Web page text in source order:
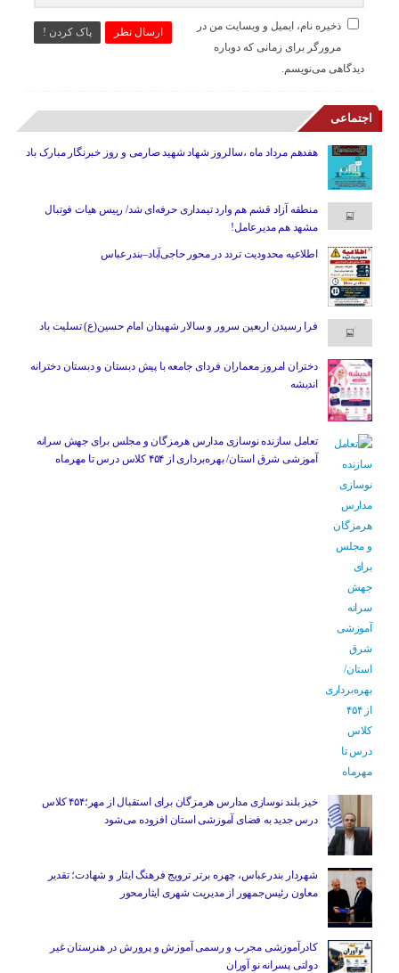
ارسال نظر پاک کردن !
ذخیره نام، ایمیل و وبسایت من در
مرورگر برای زمانی که دوباره
دیدگاهی می‌نویسم.
اجتماعی
هفدهم مرداد ماه ،سالروز شهاد شهید صارمی و روز خبرنگار مبارک باد
منطقه آزاد قشم هم وارد تیمداری حرفه‌ای شد/ رییس هیات فوتبال
مشهد هم مدیرعامل!
اطلاعیه محدودیت تردد در محور حاجی‌آباد–بندرعباس
فرا رسیدن اربعین سرور و سالار شهیدان امام حسین(ع) تسلیت باد
دختران امروز معماران فردای جامعه با پیش دبستان و دبستان دخترانه
اندیشه
تعامل سازنده نوسازی مدارس هرمزگان و مجلس برای جهش سرانه
آموزشی شرق استان/ بهره‌برداری از ۴۵۴ کلاس درس تا مهرماه
خیز بلند نوسازی مدارس هرمزگان برای استقبال از مهر؛۴۵۴ کلاس
درس جدید به فضای آموزشی استان افزوده می‌شود
شهردار بندرعباس، چهره برتر ترویج فرهنگ ایثار و شهادت؛ تقدیر
معاون رئیس‌جمهور از مدیریت شهری ایثارمحور
کادرآموزشی مجرب و رسمی آموزش و پرورش در هنرستان غیر
دولتی پسرانه نو آوران